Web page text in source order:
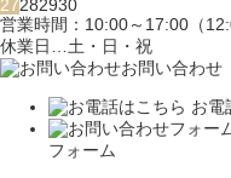
27282930
営業時間：10:00～17:00（
休業日…土・日・祝
お問い合わせ
お電
フォーム